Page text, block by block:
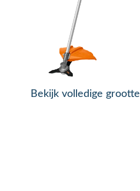
Bekijk volledige grootte